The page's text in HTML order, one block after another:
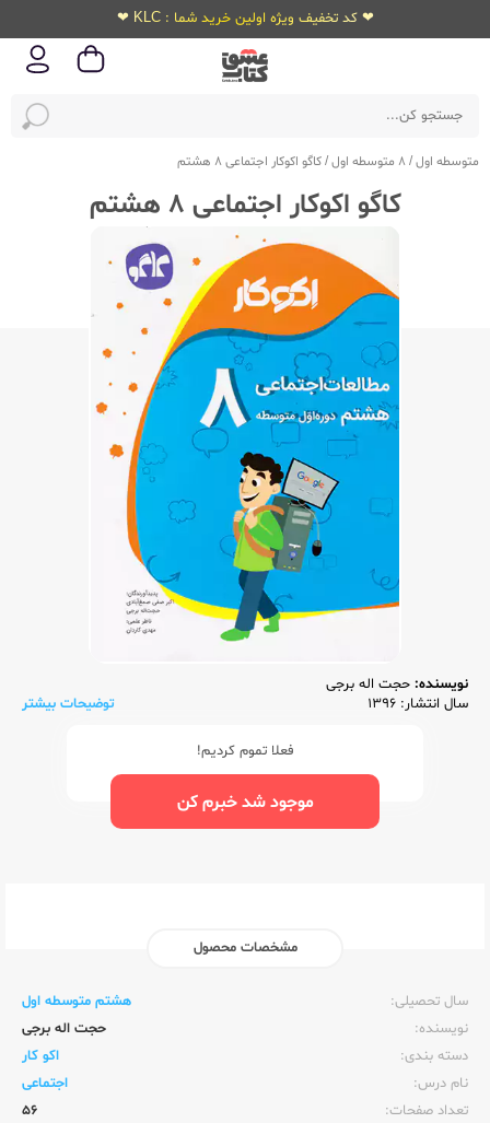
❤ کد تخفیف ویژه اولین خرید شما : KLC ❤
متوسطه اول/8 متوسطه اول /کاگو اکوکار اجتماعی 8 هشتم
کاگو اکوکار اجتماعی 8 هشتم
نویسنده: حجت اله برجی
سال انتشار: 1396
توضیحات بیشتر
فعلا تموم کردیم!
موجود شد خبرم کن
مشخصات محصول
سال تحصیلی:‌
هشتم متوسطه اول
نویسنده:‌
حجت اله برجی
دسته بندی:
اکو کار
نام درس:
اجتماعی
تعداد صفحات:‌
56